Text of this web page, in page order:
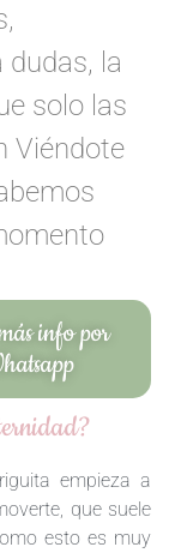
dudas, la
solo las
Viéndote
info por
empieza a
que suele
esto es muy